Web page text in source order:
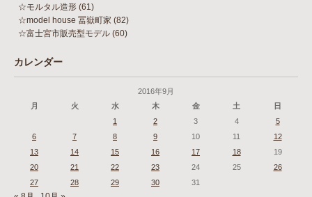
☆モルタル造形 (61)
☆model house 冨嶽町家 (82)
☆富士宮市販売型モデル (60)
カレンダー
2016年9月
月
火 水 木 金 土
日
1
2 3 4
5
6
7 8 9 10 11
12
13
14 15 16 17 18
19
20
21 22 23 24 25
26
27
28 29 30 31